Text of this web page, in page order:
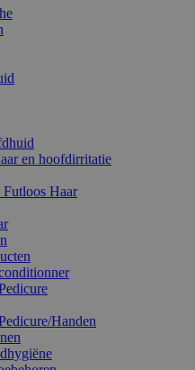
en hoofdirritatie
Haar
Handen